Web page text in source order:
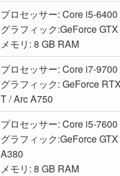
プロセッサー: Core i5-
グラフィック:GeForce
メモリ: 8 GB RAM
プロセッサー: Core i7-
グラフィック: GeForce
T / Arc A750
プロセッサー: Core i5-
グラフィック:GeForce
A380
メモリ: 8 GB RAM